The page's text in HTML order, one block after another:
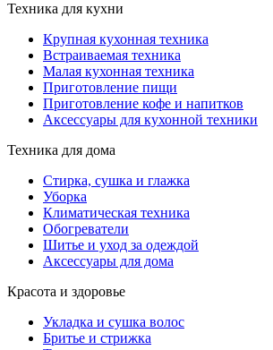
Техника для кухни
Крупная кухонная техника
Встраиваемая техника
Малая кухонная техника
Приготовление пищи
Приготовление кофе и напитков
Аксессуары для кухонной техники
Техника для дома
Стирка, сушка и глажка
Уборка
Климатическая техника
Обогреватели
Шитье и уход за одеждой
Аксессуары для дома
Красота и здоровье
Укладка и сушка волос
Бритье и стрижка